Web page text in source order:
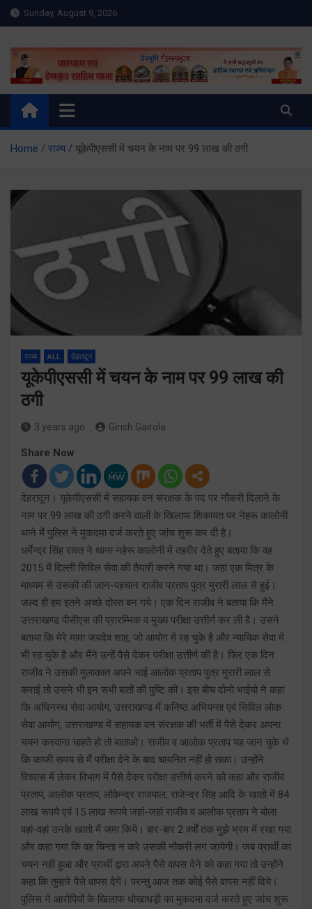
Skip
to
Sunday, August 9, 2026
Meru Raibar | Uttarakhand
News | Uttarkashi News
meruraibar.com
Home राज्य यूकेपीएससी में चयन के नाम पर 99 लाख की ठगी
राज्य ALL देहरादून
यूकेपीएससी में चयन के नाम पर 99 लाख की
ठगी
3 years ago Girish Gairola
Share Now
देहरादून। यूकेपीएससी में सहायक वन संरक्षक के पद पर नौकरी दिलाने के
नाम पर 99 लाख की ठगी करने वालों के खिलाफ शिकायत पर नेहरू कालोनी
थाने में पुलिस ने मुकदमा दर्ज करते हुए जांच शुरू कर दी है।
धर्मेन्द्र सिंह रावत ने थाना नहेरू कालोनी में तहरीर देते हुए बताया कि वह
2015 में दिल्ली सिविल सेवा की तैयारी करने गया था। जहां एक मित्र के
माध्यम से उसकी की जान-पहचान राजीव प्रताप पुत्र मुरारी लाल से हुई।
जल्द ही हम इतने अच्छे दोस्त बन गये। एक दिन राजीव ने बताया कि मैंने
उत्तराखण्ड पीसीएस की प्रारम्भिक व मुख्य परीक्षा उत्तीर्ण कर ली है। उसने
बताया कि मेरे मामा जयदेव शाह, जो आयोग में रह चुके है और न्यायिक सेवा में
भी रह चुके है और मैंने उन्हें पैसे देकर परीक्षा उत्तीर्ण की है। फिर एक दिन
राजीव ने उसकी मुलाकात अपने भाई आलोक प्रताप पुत्र मुरारी लाल से
कराई तो उसने भी इन सभी बातों की पुष्टि की। इस बीच दोनो भाईयो ने कहा
कि अधिनस्थ सेवा आयोग, उत्तराखण्ड में कनिष्ठ अभियन्ता एवं सिविल लोक
सेवा आयोग, उत्तराखण्ड में सहायक वन संरक्षक की भर्ती में पैसे देकर अपना
चयन करवाना चाहते हो तो बाताओ। राजीव व आलोक प्रताप यह जान चुके थे
कि काफी समय से मैं परीक्षा देने के बाद चायनित नहीं हो सका। उन्होंने
विश्वास में लेकर विभाग में पैसे देकर परीक्षा उत्तीर्ण करने को कहा और राजीव
प्रताप, आलोक प्रताप, लोकेन्द्र राजपाल, राजेन्द्र सिंह आदि के खातो में 84
लाख रूपये एवं 15 लाख रूपये जहां-जहां राजीव व आलोक प्रताप ने बोला
वहां-वहां उनके खातो में जमा किये। बार-बार 2 वर्षों तक मुझे भ्रम में रखा गया
और कहा गया कि वह चिन्ता न करे उसकी नौकरी लग जायेगी। जब प्रार्थी का
चयन नही हुआ और प्रार्थी द्वारा अपने पैसे वापस देने को कहा गया तो उन्होंने
कहा कि तुम्हारे पैसे वापस देगें। परन्तु आज तक कोई पैसे वापस नहीं दिये।
पुलिस ने आरोपियों के खिलाफ धोखाधड़ी का मुकदमा दर्ज करते हुए जांच शुरू